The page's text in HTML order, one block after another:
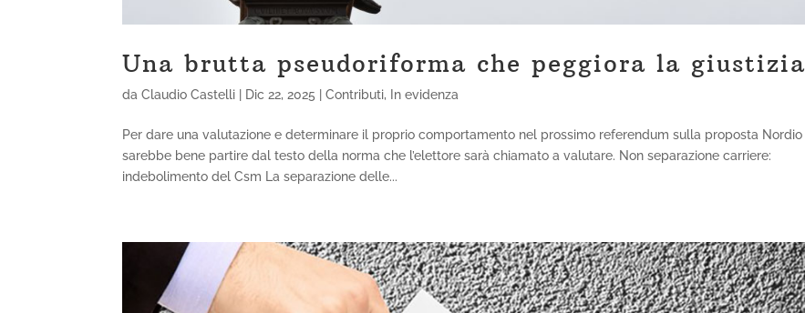
Una brutta pseudoriforma che peggiora la giustizia
daClaudio Castelli Dic 22, 2025 |Contributi, In evidenza
Per dare una valutazione e determinare il proprio comportamento nel prossimo referendum sulla proposta Nordio
sarebbe bene partire dal testo della norma che l’elettore sarà chiamato a valutare. Non separazione carriere:
indebolimento del Csm La separazione delle...